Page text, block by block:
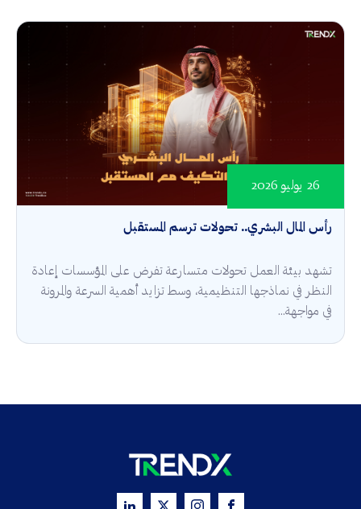
رأس المال البشري.. تحولات ترسم المستقبل
26 يوليو 2026
تشهد بيئة العمل تحولات متسارعة تفرض على المؤسسات إعادة
النظر في نماذجها التنظيمية، وسط تزايد أهمية السرعة والمرونة
في مواجهة...